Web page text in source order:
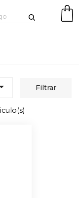
Filtrar